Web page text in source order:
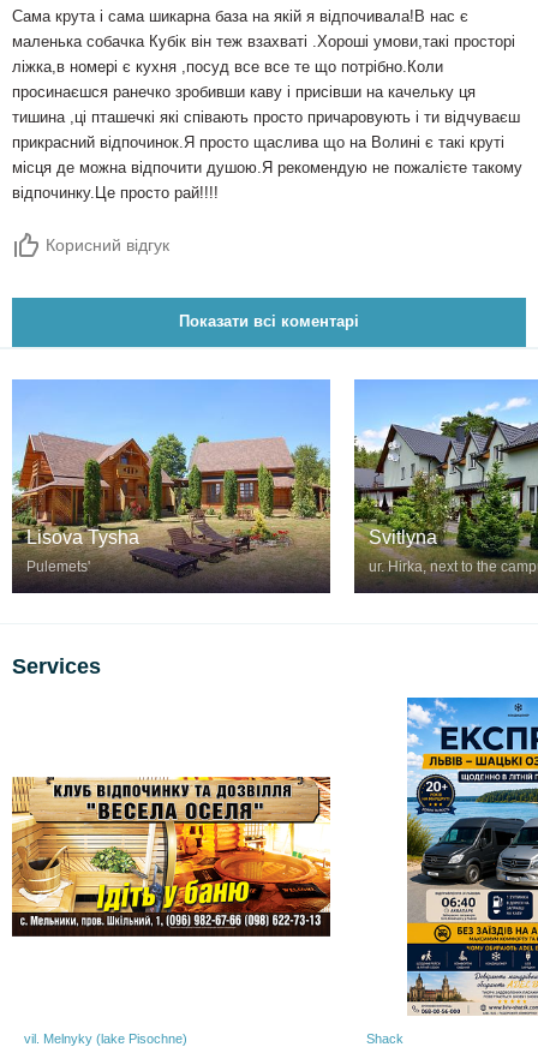
Сама крута і сама шикарна база на якій я відпочивала!В нас є
маленька собачка Кубік він теж взахваті .Хороші умови,такі просторі
ліжка,в номері є кухня ,посуд все все те що потрібно.Коли
просинаєшся ранечко зробивши каву і присівши на качельку ця
тишина ,ці пташечкі які співають просто причаровують і ти відчуваєш
прикрасний відпочинок.Я просто щаслива що на Волині є такі круті
місця де можна відпочити душою.Я рекомендую не пожалієте такому
відпочинку.Це просто рай!!!!
Корисний відгук
Показати всі коментарі
Lisova Tysha
Pulemetsʹ
Svitlyna
ur. Hirka, next to the
Services
vil. Melnyky (lake Pіsochne) Shack